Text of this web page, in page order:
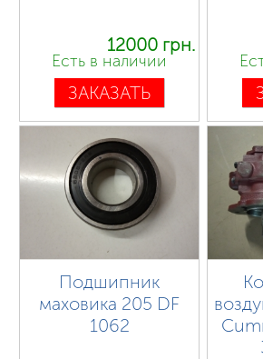
12000 грн.
Есть в наличии
ЗАКАЗАТЬ
Подшипник
маховика 205 DF
1062